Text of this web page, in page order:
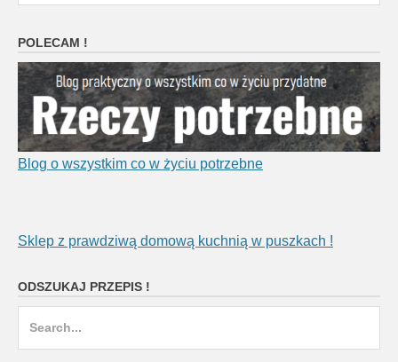
POLECAM !
Blog o wszystkim co w życiu potrzebne
Sklep z prawdziwą domową kuchnią w puszkach !
ODSZUKAJ PRZEPIS !